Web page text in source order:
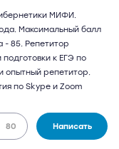
МИФИ.
Максимальный балл
- 85. Репетитор
к ЕГЭ по
опытный репетитор.
по Skype и Zoom
80 Написать